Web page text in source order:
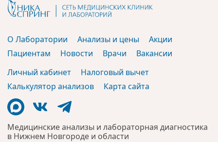
Медицинские анализы и лабораторная диагностика
в Нижнем Новгороде и области
О Лаборатории Анализы и цены
Акции
Пациентам
Новости Врачи
Вакансии
Личный кабинет
Налоговый вычет
Калькулятор анализов
Карта сайта